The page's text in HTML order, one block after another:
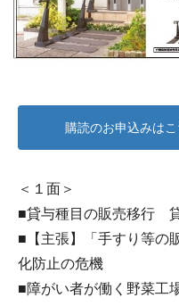
購読のお申込みはこ
＜１面＞
■貸与種目の販売移行
■【主張】「手すり等
化防止の危機
■障がい者が働く野菜工